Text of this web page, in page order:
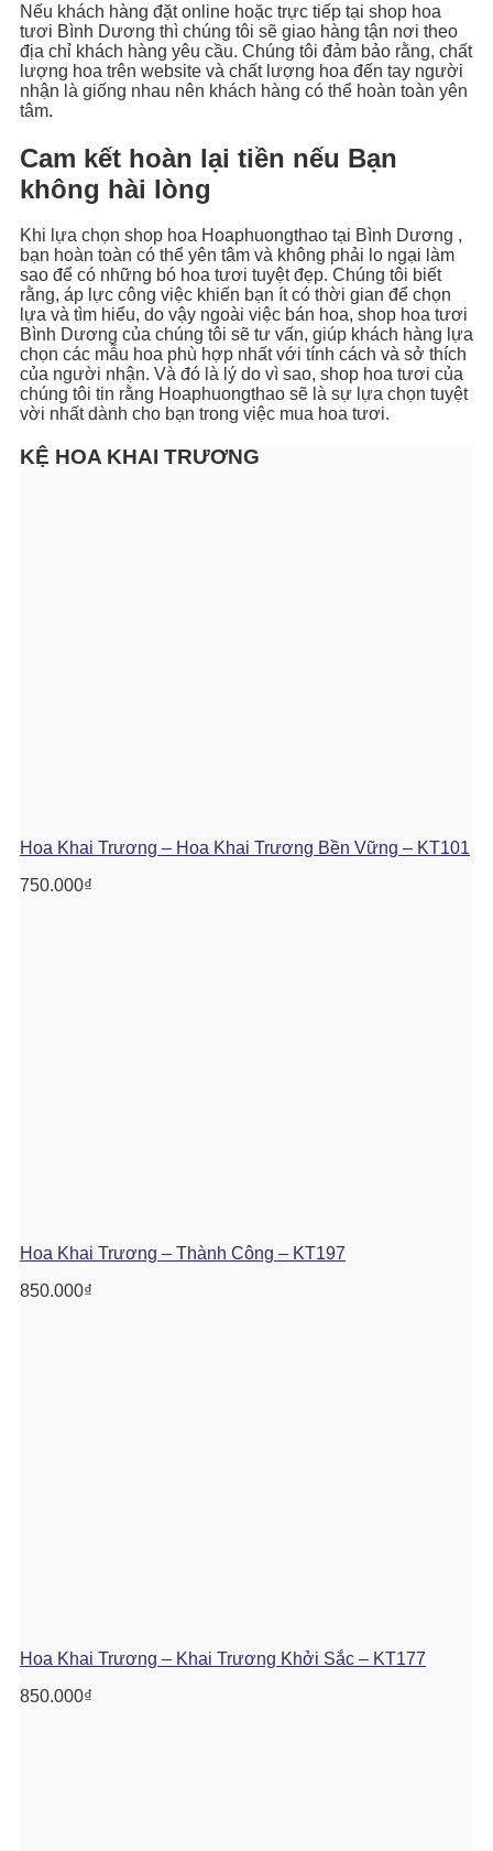
Nếu khách hàng đặt online hoặc trực tiếp tại shop hoa
tươi Bình Dương thì chúng tôi sẽ giao hàng tận nơi theo
địa chỉ khách hàng yêu cầu. Chúng tôi đảm bảo rằng, chất
lượng hoa trên website và chất lượng hoa đến tay người
nhận là giống nhau nên khách hàng có thể hoàn toàn yên
tâm.
Cam kết hoàn lại tiền nếu Bạn
không hài lòng
Khi lựa chọn shop hoa Hoaphuongthao tại Bình Dương ,
bạn hoàn toàn có thể yên tâm và không phải lo ngại làm
sao để có những bó hoa tươi tuyệt đẹp. Chúng tôi biết
rằng, áp lực công việc khiến bạn ít có thời gian để chọn
lựa và tìm hiểu, do vậy ngoài việc bán hoa, shop hoa tươi
Bình Dương của chúng tôi sẽ tư vấn, giúp khách hàng lựa
chọn các mẫu hoa phù hợp nhất với tính cách và sở thích
của người nhận. Và đó là lý do vì sao, shop hoa tươi của
chúng tôi tin rằng Hoaphuongthao sẽ là sự lựa chọn tuyệt
vời nhất dành cho bạn trong việc mua hoa tươi.
KỆ HOA KHAI TRƯƠNG
Hoa Khai Trương – Hoa Khai Trương Bền Vững – KT101
750.000₫
Hoa Khai Trương – Thành Công – KT197
850.000₫
Hoa Khai Trương – Khai Trương Khởi Sắc – KT177
850.000₫